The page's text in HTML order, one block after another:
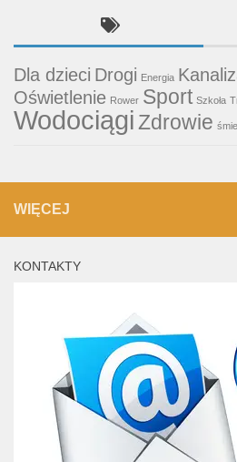
Dla dzieci Drogi Energia
Oświetlenie Rower Sport Szkoła
WodociągiZdrowie
WIĘCEJ
KONTAKTY